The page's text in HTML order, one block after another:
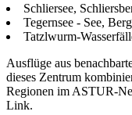
Schliersee,
Tegernsee - See,
Tatzlwurm-
Ausflüge aus
dieses Zentrum
Regionen im ASTUR-
Link.